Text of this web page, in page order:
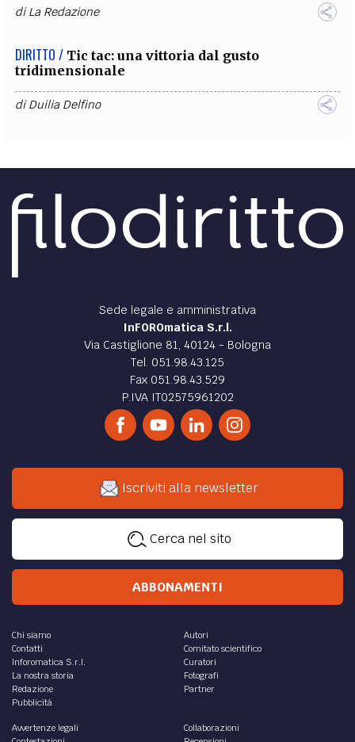
diLa Redazione
DIRITTO / Tic tac: una vittoria dal gusto
tridimensionale
diDuilia Delfino
Sede legale e amministrativa
InFOROmatica S.r.l.
Via Castiglione 81, 40124 - Bologna
Tel. 051.98.43.125
Fax 051.98.43.529
P.IVA IT02575961202
Iscriviti alla newsletter
Cerca nel sito
ABBONAMENTI
Chi siamo
Contatti
Inforomatica S.r.l.
La nostra storia
Redazione
Pubblicità
Autori
Comitato scientifico
Curatori
Fotografi
Partner
Avvertenze legali
Collaborazioni